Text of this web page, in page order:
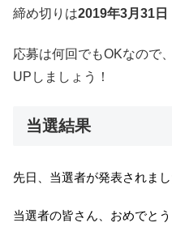
締め切りは2019年3月31日
応募は何回でもOKなので
UPしましょう！
当選結果
先日、当選者が発表されまし
当選者の皆さん、おめでとう